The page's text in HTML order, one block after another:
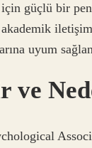
güçlü bir
uyum
ve